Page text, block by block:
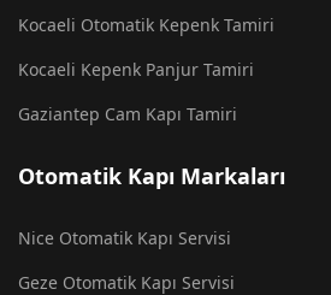
Kocaeli Otomatik Kepenk Tamiri
Kocaeli Kepenk Panjur Tamiri
Gaziantep Cam Kapı Tamiri
Otomatik Kapı Markaları
Nice Otomatik Kapı Servisi
Geze Otomatik Kapı Servisi